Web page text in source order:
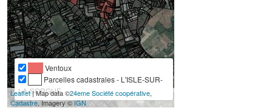
Ventoux
Parcelles cadastrales - L'ISLE-SUR-
LA-SORGUE
Leaflet| Map data ©24eme Société coopérative,
Cadastre, Imagery ©IGN